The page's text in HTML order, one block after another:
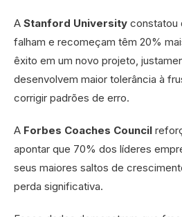
A Stanford University constatou
falham e recomeçam têm 20%
êxito em um novo projeto,
desenvolvem maior tolerância à
corrigir padrões de erro.
A Forbes Coaches Council
apontar que 70% dos líderes
seus maiores saltos de
perda significativa.